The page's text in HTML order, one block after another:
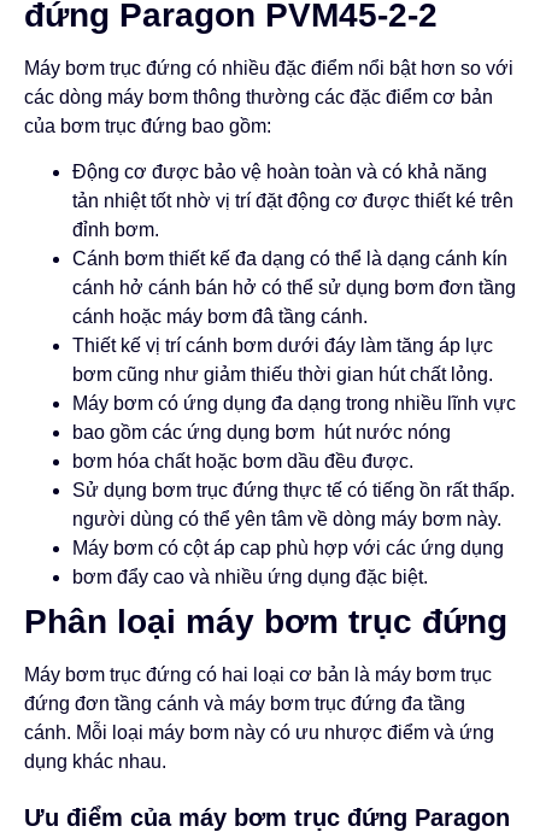
đứng Paragon PVM45-2-2
Máy bơm trục đứng có nhiều đặc điểm nổi bật hơn so với
các dòng máy bơm thông thường các đặc điểm cơ bản
của bơm trục đứng bao gồm:
Động cơ được bảo vệ hoàn toàn và có khả năng
tản nhiệt tốt nhờ vị trí đặt động cơ được thiết ké trên
đỉnh bơm.
Cánh bơm thiết kế đa dạng có thể là dạng cánh kín
cánh hở cánh bán hở có thể sử dụng bơm đơn tầng
cánh hoặc máy bơm đâ tầng cánh.
Thiết kế vị trí cánh bơm dưới đáy làm tăng áp lực
bơm cũng như giảm thiếu thời gian hút chất lỏng.
Máy bơm có ứng dụng đa dạng trong nhiều lĩnh vực
bao gồm các ứng dụng bơm hút nước nóng
bơm hóa chất hoặc bơm dầu đều được.
Sử dụng bơm trục đứng thực tế có tiếng ồn rất thấp.
người dùng có thể yên tâm về dòng máy bơm này.
Máy bơm có cột áp cap phù hợp với các ứng dụng
bơm đẩy cao và nhiều ứng dụng đặc biệt.
Phân loại máy bơm trục đứng
Máy bơm trục đứng có hai loại cơ bản là máy bơm trục
đứng đơn tầng cánh và máy bơm trục đứng đa tầng
cánh. Mỗi loại máy bơm này có ưu nhược điểm và ứng
dụng khác nhau.
Ưu điểm của máy bơm trục đứng Paragon